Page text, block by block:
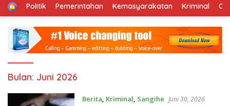
HomePolitik Pemerintahan Kemasyarakatan Kriminal
Bulan: Juni 2026
Berita, Kriminal, Sangihe Juni 30, 2026